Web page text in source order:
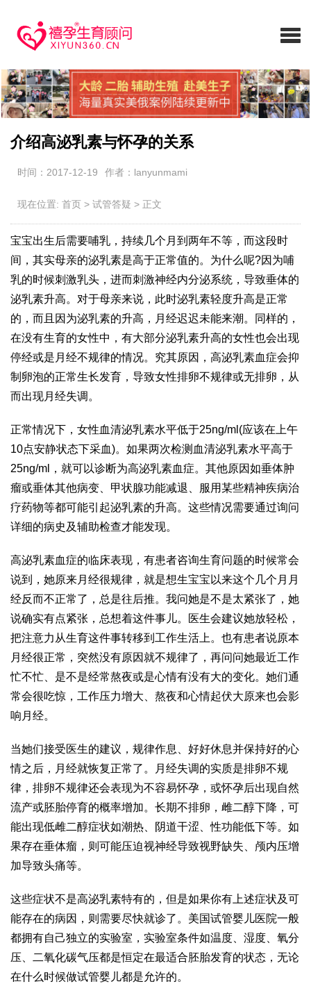
介绍高泌乳素与怀孕的关系
时间：2017-12-19 作者：lanyunmami
现在位置: 首页 > 试管答疑 > 正文
宝宝出生后需要哺乳，持续几个月到两年不等，而这段时
间，其实母亲的泌乳素是高于正常值的。为什么呢?因为哺
乳的时候刺激乳头，进而刺激神经内分泌系统，导致垂体的
泌乳素升高。对于母亲来说，此时泌乳素轻度升高是正常
的，而且因为泌乳素的升高，月经迟迟未能来潮。同样的，
在没有生育的女性中，有大部分泌乳素升高的女性也会出现
停经或是月经不规律的情况。究其原因，高泌乳素血症会抑
制卵泡的正常生长发育，导致女性排卵不规律或无排卵，从
而出现月经失调。
正常情况下，女性血清泌乳素水平低于25ng/ml(应该在上午
10点安静状态下采血)。如果两次检测血清泌乳素水平高于
25ng/ml，就可以诊断为高泌乳素血症。其他原因如垂体肿
瘤或垂体其他病变、甲状腺功能减退、服用某些精神疾病治
疗药物等都可能引起泌乳素的升高。这些情况需要通过询问
详细的病史及辅助检查才能发现。
高泌乳素血症的临床表现，有患者咨询生育问题的时候常会
说到，她原来月经很规律，就是想生宝宝以来这个几个月月
经反而不正常了，总是往后推。我问她是不是太紧张了，她
说确实有点紧张，总想着这件事儿。医生会建议她放轻松，
把注意力从生育这件事转移到工作生活上。也有患者说原本
月经很正常，突然没有原因就不规律了，再问问她最近工作
忙不忙、是不是经常熬夜或是心情有没有大的变化。她们通
常会很吃惊，工作压力增大、熬夜和心情起伏大原来也会影
响月经。
当她们接受医生的建议，规律作息、好好休息并保持好的心
情之后，月经就恢复正常了。月经失调的实质是排卵不规
律，排卵不规律还会表现为不容易怀孕，或怀孕后出现自然
流产或胚胎停育的概率增加。长期不排卵，雌二醇下降，可
能出现低雌二醇症状如潮热、阴道干涩、性功能低下等。如
果存在垂体瘤，则可能压迫视神经导致视野缺失、颅内压增
加导致头痛等。
这些症状不是高泌乳素特有的，但是如果你有上述症状及可
能存在的病因，则需要尽快就诊了。美国试管婴儿医院一般
都拥有自己独立的实验室，实验室条件如温度、湿度、氧分
压、二氧化碳气压都是恒定在最适合胚胎发育的状态，无论
在什么时候做试管婴儿都是允许的。